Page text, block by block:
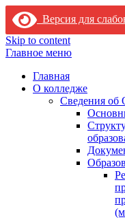
Версия для
Skip to content
Главное меню
Главная
О колледже
Сведения об